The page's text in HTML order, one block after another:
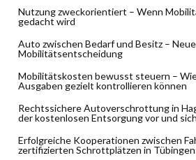
Nutzung zweckorientiert – Wenn
gedacht wird
Auto zwischen Bedarf und Besitz –
Mobilitätsentscheidung
Mobilitätskosten bewusst steuern –
Ausgaben gezielt kontrollieren können
Rechtssichere Autoverschrottung in
der kostenlosen Entsorgung vor und
Erfolgreiche Kooperationen zwischen
zertifizierten Schrottplätzen in